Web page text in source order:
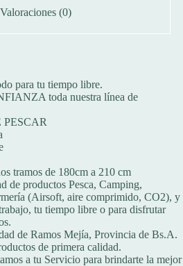
Valoraciones (0)
para tu tiempo libre.
toda nuestra línea de
tramos de 180cm a 210 cm
de productos Pesca, Camping,
(Airsoft, aire comprimido, CO2), y
tu tiempo libre o para disfrutar
de Ramos Mejía, Provincia de Bs.A.
de primera calidad.
a tu Servicio para brindarte la mejor